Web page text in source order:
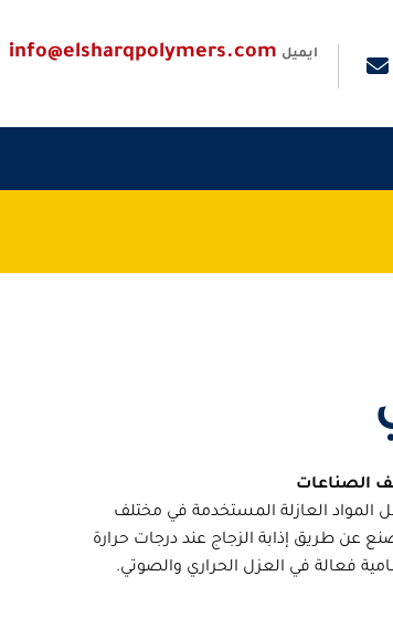
ايميل info@elsharqpolymers.com
الصناعات
المواد العازلة المستخدمة في مختلف
عن طريق إذابة الزجاج عند درجات حرارة
فعالة في العزل الحراري والصوتي.